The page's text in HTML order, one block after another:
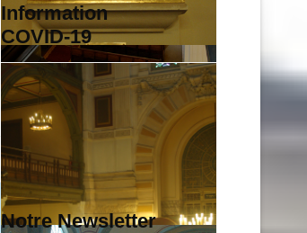
Information
COVID-19
Notre Newsletter